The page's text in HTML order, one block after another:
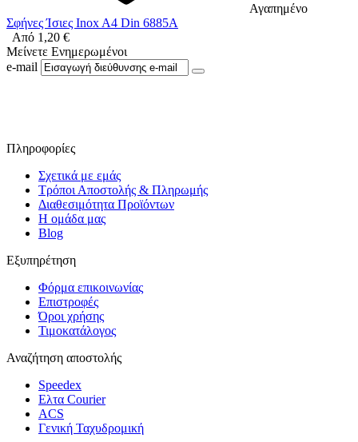
Αγαπημένο
Σφήνες Ίσιες Inox A4 Din 6885A
Από 1,20 €
Μείνετε Ενημερωμένοι
e-mail
Πληροφορίες
Σχετικά με εμάς
Τρόποι Αποστολής & Πληρωμής
Διαθεσιμότητα Προϊόντων
Η ομάδα μας
Blog
Εξυπηρέτηση
Φόρμα επικοινωνίας
Επιστροφές
Όροι χρήσης
Τιμοκατάλογος
Αναζήτηση αποστολής
Speedex
Ελτα Courier
ACS
Γενική Ταχυδρομική